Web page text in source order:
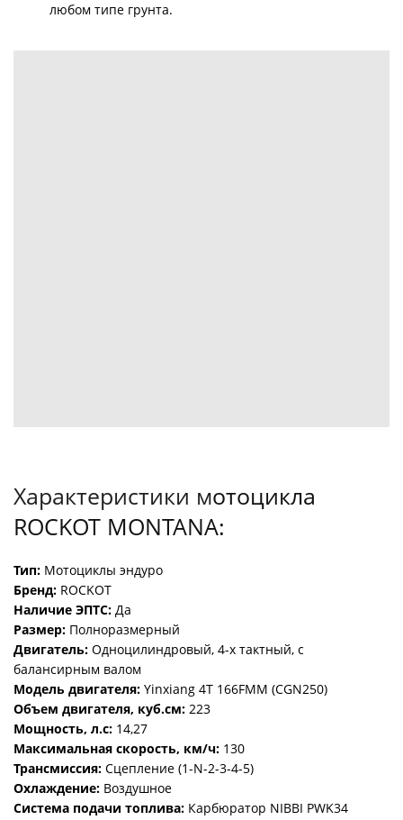
любом типе грунта.
Характеристики мотоцикла
ROCKOT MONTANA:
Тип: Мотоциклы эндуро
Бренд: ROCKOT
Наличие ЭПТС: Да
Размер: Полноразмерный
Двигатель: Одноцилиндровый, 4-х тактный, с
балансирным валом
Модель двигателя: Yinxiang 4T 166FMM (CGN250)
Объем двигателя, куб.см: 223
Мощность, л.с: 14,27
Максимальная скорость, км/ч: 130
Трансмиссия: Сцепление (1-N-2-3-4-5)
Охлаждение: Воздушное
Система подачи топлива: Карбюратор NIBBI PWK34